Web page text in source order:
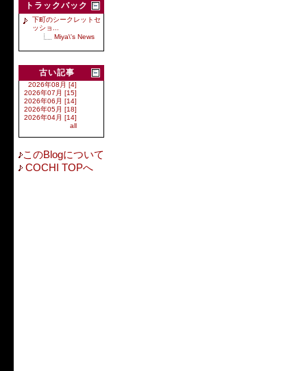
トラックバック
下町のシークレットセ
ッショ...
Miya\'s News
古い記事
2026年08月 [4]
2026年07月 [15]
2026年06月 [14]
2026年05月 [18]
2026年04月 [14]
all
このBlogについて
COCHI TOPへ